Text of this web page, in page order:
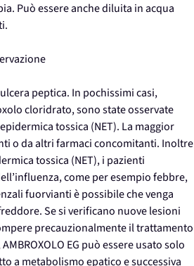
Può essere anche diluita in acqua
peptica. In pochissimi casi,
cloridrato, sono state osservate
tossica (NET). La maggior
o da altri farmaci concomitanti. Inoltre
tossica (NET), i pazienti
come per esempio febbre,
fuorvianti è possibile che venga
Se si verificano nuove lesioni
precauzionalmente il trattamento
EG può essere usato solo
a metabolismo epatico e successiva